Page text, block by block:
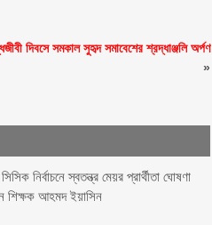
দিবসে সমকাল সুহৃদ সমাবেশের শ্রদ্ধাঞ্জলি অর্পণ
»
সিসিক নির্বাচনে স্বতন্ত্র মেয়র প্রার্থীতা ঘোষণা
শিক্ষক আহমদ ইয়াসিন